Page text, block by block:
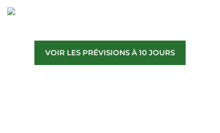
VOIR LES PRÉVISIONS À 10 JOURS